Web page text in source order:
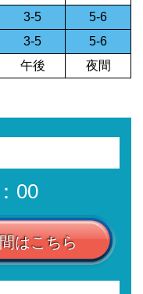
3-5
5-6
3-5
5-6
午後 夜間
00
はこちら